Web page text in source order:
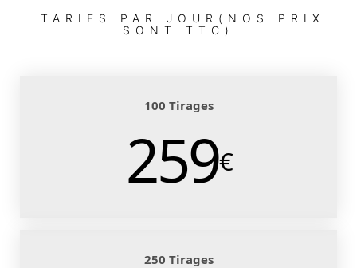
TARIFS PAR JOUR(NOS PRIX
SONT TTC)
100 Tirages
259€
250 Tirages